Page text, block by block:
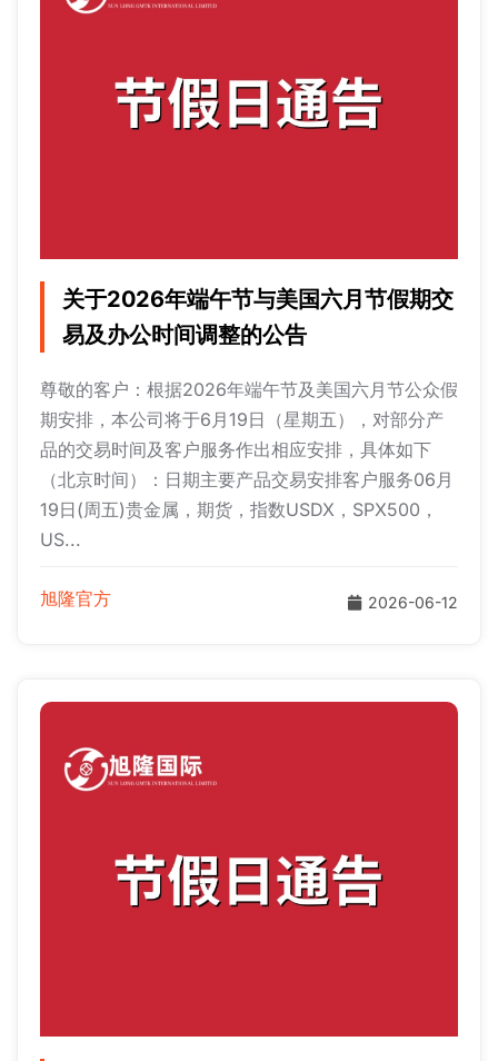
关于2026年端午节与美国六月节假期交
易及办公时间调整的公告
尊敬的客户：根据2026年端午节及美国六月节公众假
期安排，本公司将于6月19日（星期五），对部分产
品的交易时间及客户服务作出相应安排，具体如下
（北京时间）：日期主要产品交易安排客户服务06月
19日(周五)贵金属，期货，指数USDX，SPX500，
US...
旭隆官方 2026-06-12